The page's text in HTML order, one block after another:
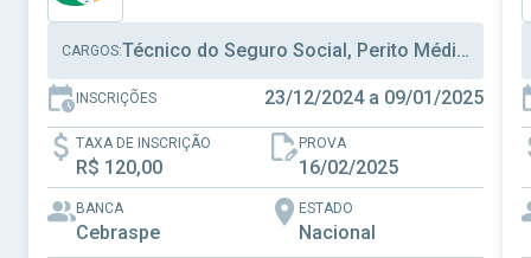
CARGOS: Técnico do Seguro Social, Perito Médico Previdenciário, Analista Seguro Social
INSCRIÇÕES 23/12/2024 a 09/01/2025
TAXA DE INSCRIÇÃO
R$ 120,00
PROVA
16/02/2025
BANCA
Cebraspe
ESTADO
Nacional